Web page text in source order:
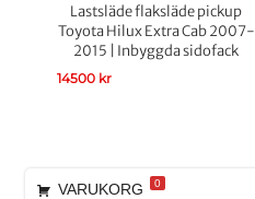
Lastsläde flaksläde pickup
Toyota Hilux Extra Cab 2007-
2015 | Inbyggda sidofack
14500 kr
VARUKORG 0